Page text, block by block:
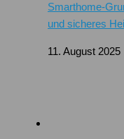
Smarthome-
und sicheres
11. August 2025